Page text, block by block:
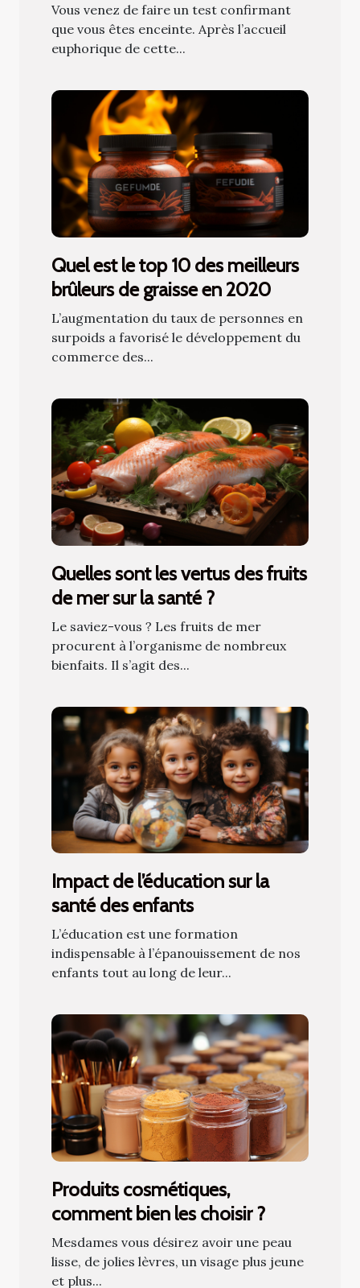
Vous venez de faire un test confirmant
que vous êtes enceinte. Après l’accueil
euphorique de cette...
Quel est le top 10 des meilleurs
brûleurs de graisse en 2020
L’augmentation du taux de personnes en
surpoids a favorisé le développement du
commerce des...
Quelles sont les vertus des fruits
de mer sur la santé ?
Le saviez-vous ? Les fruits de mer
procurent à l’organisme de nombreux
bienfaits. Il s’agit des...
Impact de l’éducation sur la
santé des enfants
L’éducation est une formation
indispensable à l’épanouissement de nos
enfants tout au long de leur...
Produits cosmétiques,
comment bien les choisir ?
Mesdames vous désirez avoir une peau
lisse, de jolies lèvres, un visage plus jeune
et plus...